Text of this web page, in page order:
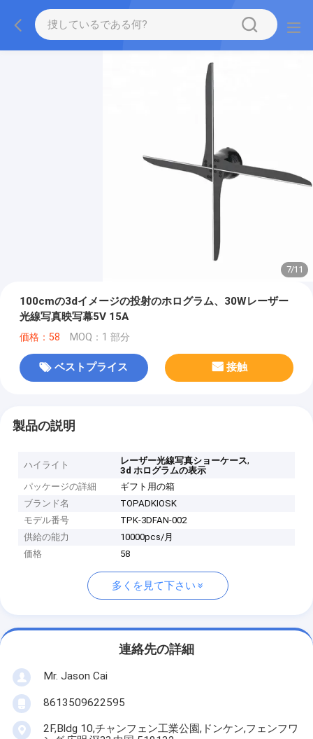
7/11
100cmの3dイメージの投射のホログラム、30Wレーザー
光線写真映写幕5V 15A
価格：58 MOQ：1 部分
ベストプライス 接触
製品の説明
ハイライト レーザー光線写真ショーケース,
3d ホログラムの表示
パッケージの詳細
ギフト用の箱
ブランド名
TOPADKIOSK
モデル番号
TPK-3DFAN-002
供給の能力
10000pcs/月
価格
58
多くを見て下さい
連絡先の詳細
Mr. Jason Cai
8613509622595
2F,Bldg 10,チャンフェン工業公園,ドンケン,フェンフワ